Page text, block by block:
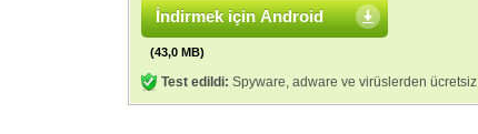
İndirmek için Android
(43,0 MB)
Test edildi: Spyware, adware ve virüslerden ücretsiz